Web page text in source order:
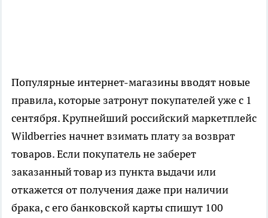
Популярные интернет-магазины вводят новые
правила, которые затронут покупателей уже с 1
сентября. Крупнейший российский маркетплейс
Wildberries начнет взимать плату за возврат
товаров. Если покупатель не заберет
заказанный товар из пункта выдачи или
откажется от получения даже при наличии
брака, с его банковской карты спишут 100